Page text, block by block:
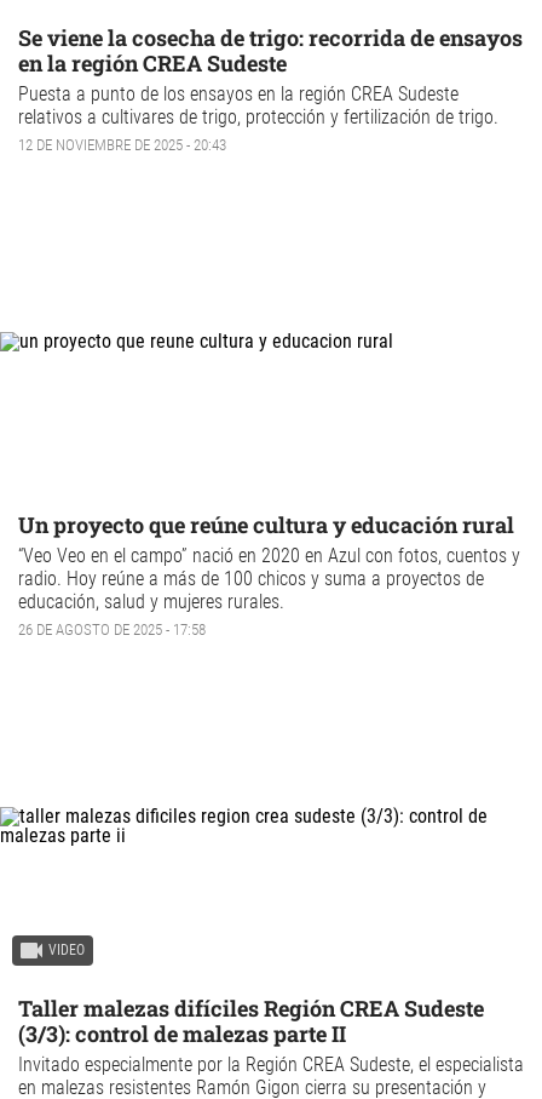
Se viene la cosecha de trigo: recorrida de ensayos
en la región CREA Sudeste
Puesta a punto de los ensayos en la región CREA Sudeste
relativos a cultivares de trigo, protección y fertilización de trigo.
12 DE NOVIEMBRE DE 2025 - 20:43
Un proyecto que reúne cultura y educación rural
“Veo Veo en el campo” nació en 2020 en Azul con fotos, cuentos y
radio. Hoy reúne a más de 100 chicos y suma a proyectos de
educación, salud y mujeres rurales.
26 DE AGOSTO DE 2025 - 17:58
VIDEO
Taller malezas difíciles Región CREA Sudeste
(3/3): control de malezas parte II
Invitado especialmente por la Región CREA Sudeste, el especialista
en malezas resistentes Ramón Gigon cierra su presentación y